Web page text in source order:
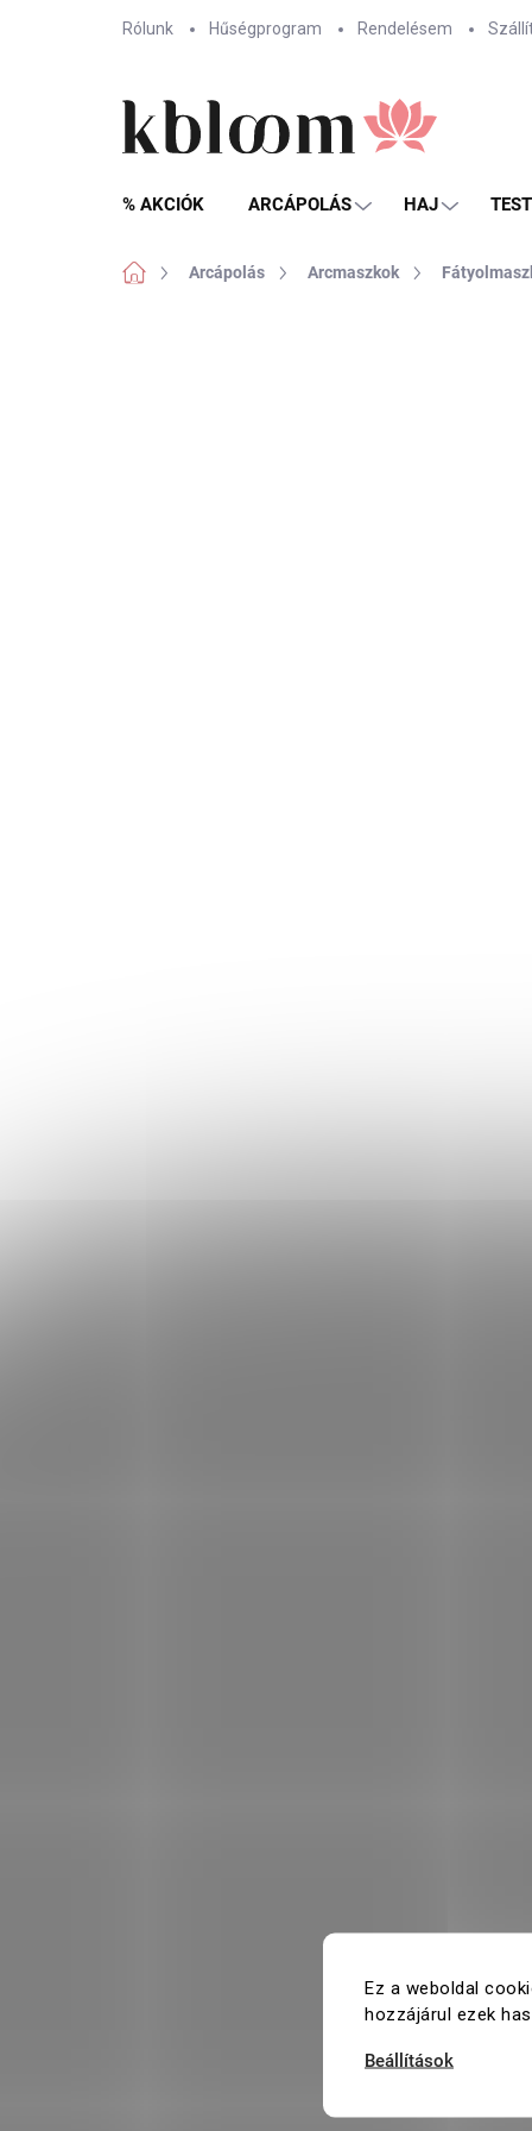
Ez a weboldal
hozzájárul ezek
Beállítások
Rólunk Hűségprogram Rendelésem
% AKCIÓK ARCÁPOLÁS HAJ
KezdőlapArcápolás Arcmaszkok